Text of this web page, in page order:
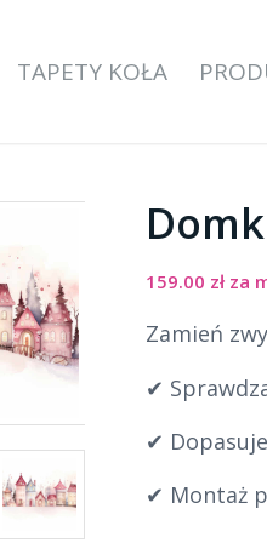
TAPETY KOŁA
159.00 złza
Zamień
✔
✔
✔ Montaż